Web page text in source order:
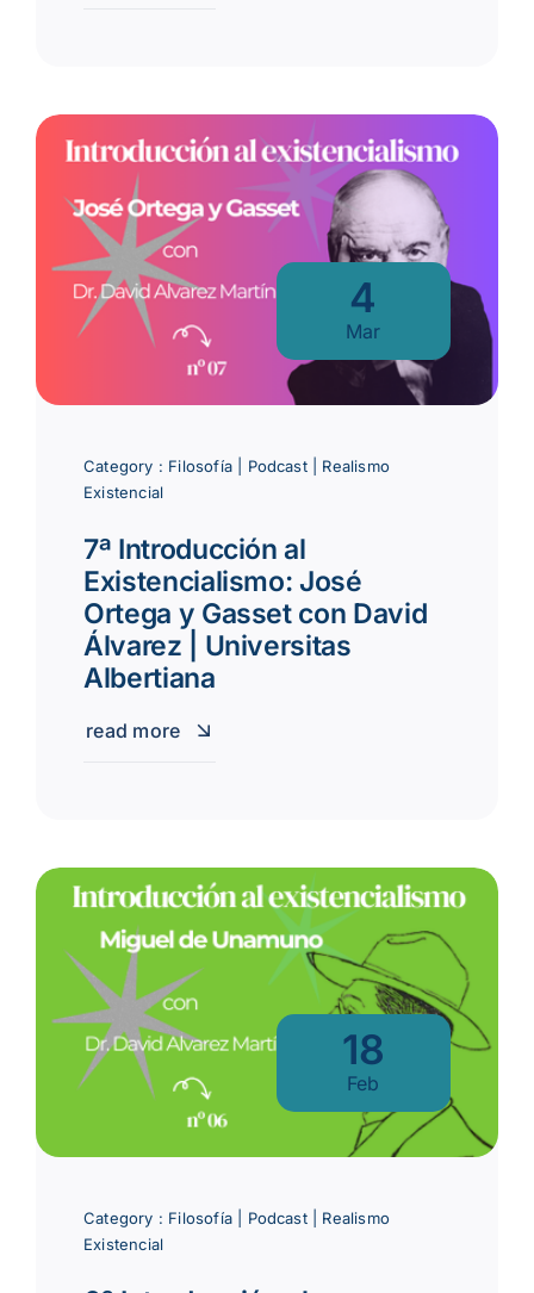
4
Mar
Category : Filosofía| Podcast| Realismo
Existencial
7ª Introducción al
Existencialismo: José
Ortega y Gasset con David
Álvarez | Universitas
Albertiana
read more
18
Feb
Category : Filosofía| Podcast| Realismo
Existencial